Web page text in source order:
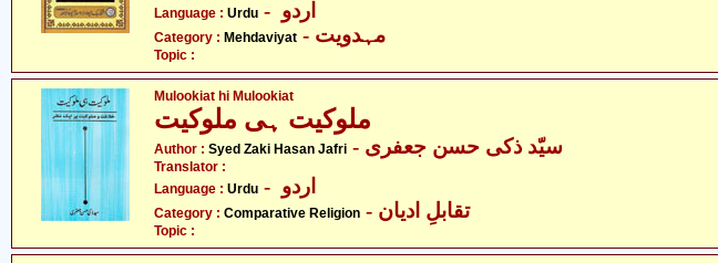
Language : Urdu
Category : Mehdaviyat - مہدویت
Topic :
Mulookiat hi Mulookiat
ملوکیت ہی ملوکیت
Author : Syed Zaki Hasan Jafri - سیّد ذکی حسن جعفری
Translator :
Language : Urdu
Category : Comparative Religion - تقابلِ ادیان
Topic :